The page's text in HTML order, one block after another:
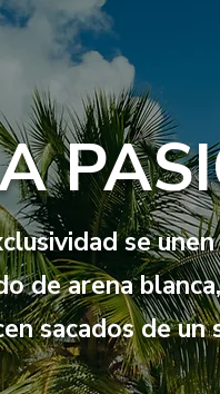
se
de arena
sacados de un